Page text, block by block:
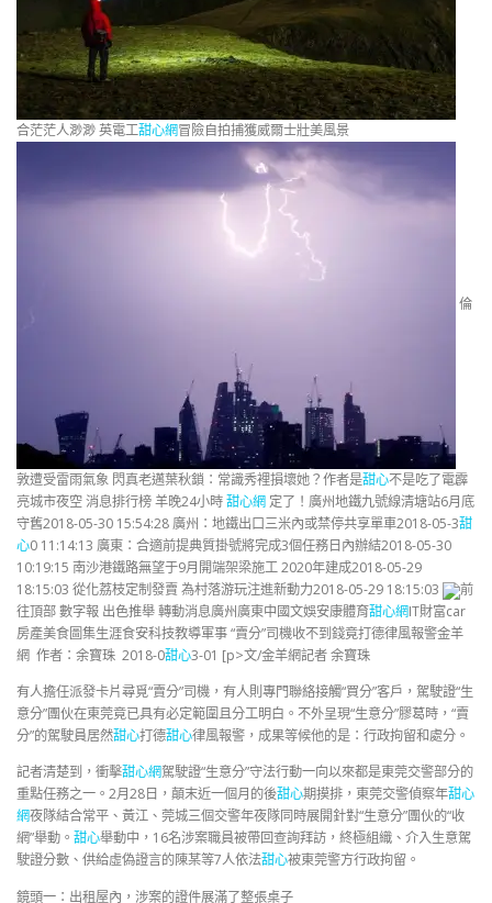
合茫茫人渺渺 英電工甜心網冒險自拍捕獲威爾士壯美風景
倫
敦遭受雷雨氣象 閃真老邁葉秋鎖：常識秀裡損壞她？作者是甜心不是吃了電霹
亮城市夜空 消息排行榜 羊晚24小時甜心網 定了！廣州地鐵九號線清塘站6月底
守舊2018-05-30 15:54:28 廣州：地鐵出口三米內或禁停共享單車2018-05-3甜
心0 11:14:13 廣東：合適前提典質掛號將完成3個任務日內辦結2018-05-30
10:19:15 南沙港鐵路無望于9月開端架梁施工 2020年建成2018-05-29
18:15:03 從化荔枝定制發賣 為村落游玩注進新動力2018-05-29 18:15:03
前
往頂部 數字報 出色推舉 轉動消息廣州廣東中國文娛安康體育甜心網IT財富car
房產美食圖集生涯食安科技教導軍事 “賣分”司機收不到錢竟打德律風報警金羊
網 作者：余寶珠 2018-0甜心3-01 [p>文/金羊網記者 余寶珠
有人擔任派發卡片尋覓“賣分”司機，有人則專門聯絡接觸“買分”客戶，駕駛證“生
意分”團伙在東莞竟已具有必定範圍且分工明白。不外呈現“生意分”膠葛時，“賣
分”的駕駛員居然甜心打德甜心律風報警，成果等候他的是：行政拘留和處分。
記者清楚到，衝擊甜心網駕駛證“生意分”守法行動一向以來都是東莞交警部分的
重點任務之一。2月28日，顛末近一個月的後甜心期摸排，東莞交警偵察年甜心
網夜隊結合常平、黃江、莞城三個交警年夜隊同時展開針對“生意分”團伙的“收
網”舉動。 甜心舉動中，16名涉案職員被帶回查詢拜訪，終極組織、介入生意駕
駛證分數、供給虛偽證言的陳某等7人依法甜心被東莞警方行政拘留。
鏡頭一：出租屋內，涉案的證件展滿了整張桌子